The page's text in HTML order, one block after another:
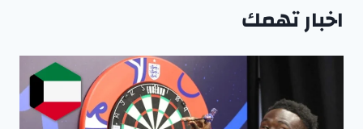
اخبار تهمك